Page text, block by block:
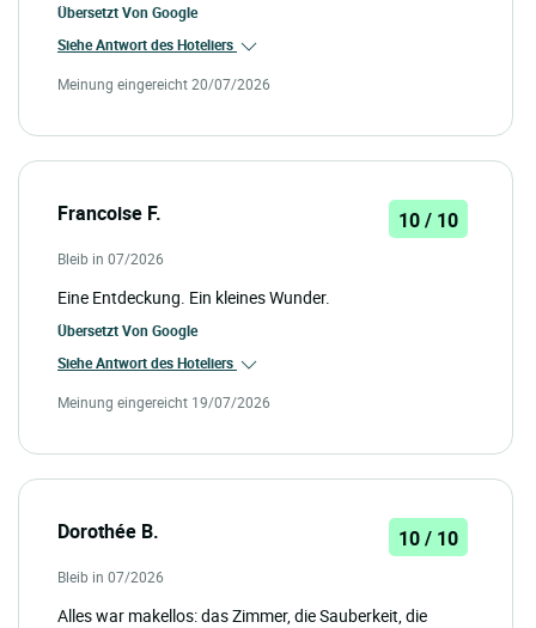
Übersetzt Von Google
Siehe Antwort des Hoteliers
Meinung eingereicht 20/07/2026
Francoise F. 10 / 10
Bleib in 07/2026
Eine Entdeckung. Ein kleines Wunder.
Übersetzt Von Google
Siehe Antwort des Hoteliers
Meinung eingereicht 19/07/2026
Dorothée B. 10 / 10
Bleib in 07/2026
Alles war makellos: das Zimmer, die Sauberkeit, die